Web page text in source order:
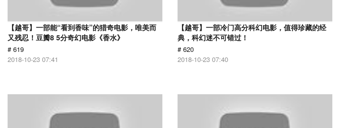
【越哥】一部能“看到香味”的猎奇电影，唯美而
又残忍！豆瓣8 5分奇幻电影《香水》
# 619
2018-10-23 07:41
【越哥】一部冷门高分科幻电影，值得珍藏的经
典，科幻迷不可错过！
# 620
2018-10-23 07:40